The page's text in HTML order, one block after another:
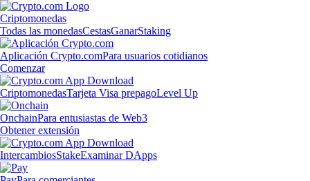
Criptomonedas
Todas las monedasCestasGanarStaking
Aplicación Crypto.comPara usuarios cotidianos
Comenzar
CriptomonedasTarjeta Visa prepagoLevel Up
OnchainPara entusiastas de Web3
Obtener extensión
IntercambiosStakeExaminar DApps